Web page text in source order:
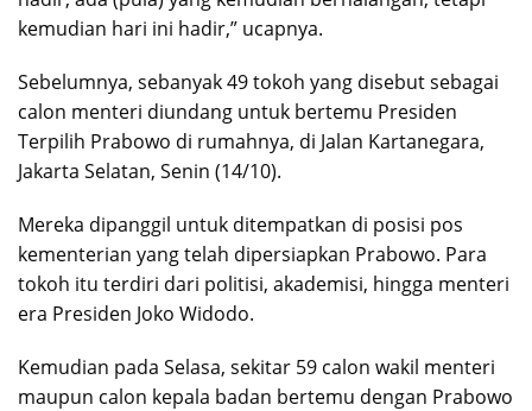
kemudian hari ini hadir,” ucapnya.
Sebelumnya, sebanyak 49 tokoh yang disebut sebagai
calon menteri diundang untuk bertemu Presiden
Terpilih Prabowo di rumahnya, di Jalan Kartanegara,
Jakarta Selatan, Senin (14/10).
Mereka dipanggil untuk ditempatkan di posisi pos
kementerian yang telah dipersiapkan Prabowo. Para
tokoh itu terdiri dari politisi, akademisi, hingga menteri
era Presiden Joko Widodo.
Kemudian pada Selasa, sekitar 59 calon wakil menteri
maupun calon kepala badan bertemu dengan Prabowo